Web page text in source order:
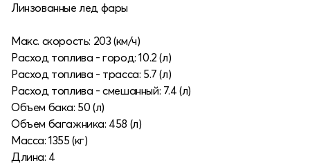
Линзованные лед фары
Макс. скорость: 203 (км/ч)
Расход топлива - город: 10.2 (л)
Расход топлива - трасса: 5.7 (л)
Расход топлива - смешанный: 7.4 (л)
Объем бака: 50 (л)
Объем багажника: 458 (л)
Масса: 1355 (кг)
Длина: 4